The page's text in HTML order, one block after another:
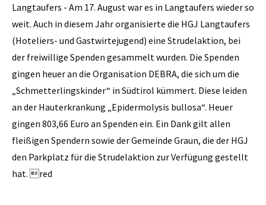
Langtaufers - Am 17. August war es in Langtaufers wieder so
weit. Auch in diesem Jahr organisierte die HGJ Langtaufers
(Hoteliers- und Gastwirtejugend) eine Strudelaktion, bei
der freiwillige Spenden gesammelt wurden. Die Spenden
gingen heuer an die Organisation DEBRA, die sich um die
„Schmetterlingskinder“ in Südtirol kümmert. Diese leiden
an der Hauterkrankung „Epidermolysis bullosa“. Heuer
gingen 803,66 Euro an Spenden ein. Ein Dank gilt allen
fleißigen Spendern sowie der Gemeinde Graun, die der HGJ
den Parkplatz für die Strudelaktion zur Verfügung gestellt
hat. red